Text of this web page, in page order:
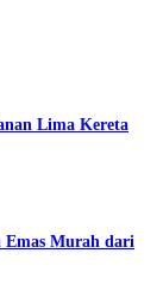
Lima Kereta
Emas Murah dari